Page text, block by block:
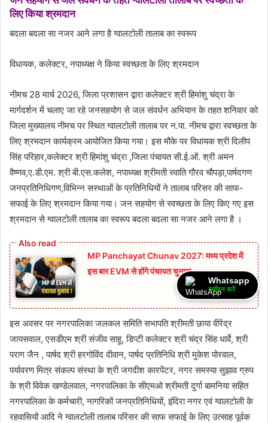
लिए किया श्रमदान
बदला बदला सा नजर आने लगा है ग्‍वालटोली तालाब का स्‍वरूप
विधायक, कलेक्‍टर, नपाध्‍यक्ष ने किया स्‍वच्‍छता के लिए श्रमदान
नीमच 28 मार्च 2026, जिला प्रशासन द्वारा कलेक्टर श्री हिमांशु चंद्रा के
मार्गदर्शन में चलाए जा रहे जनसहयोग से जल संवर्धन अभियान के तहत शनिवार को
जिला मुख्यालय नीमच पर स्थित ग्वालटोली तालाब पर न.पा. नीमच द्वारा स्‍वच्‍छता के
लिए श्रमदान कार्यक्रम आयोजित किया गया। इस मौके पर विधायक श्री दिलीप
सिंह परिहार,कलेक्‍टर श्री हिमांशु चंद्रा ,जिला पंचायत सी.ई.ओं. श्री अमन
वैष्‍णव,ए.डी.एम. श्री बी.एस.कलेश, नपाध्‍यक्ष श्रीमती स्‍वाति गौरव चौपड़ा,पार्षदगण
जनप्रतिनिधिगण,विभिन्‍न सस्‍थाओं के प्रतिनिधियों ने तालाब परिसर की साफ-
सफाई के लिए श्रमदान किया गया। जन सहयोग से स्‍वच्‍छता के लिए किए गए इस
श्रमदान से ग्‍वालटोली तालाब का स्‍वरूप बदला बदला सा नजर आने लगा है ।
MP Panchayat Chunav 2027: मध्य प्रदेश में
इस बार EVM से होंगे पंचायत चुनाव!
इस अवसर पर नगरपालिका जलकल समिति सभापति श्रीमती छाया वीरेंद्र
जायसवाल, एसडीएम श्री संजीव साहू, डिप्टी कलेक्टर श्री चंद्र सिंह धार्वे, श्री
पराग जैन , पार्षद श्री हरगोविंद दीवान, पार्षद प्रतिनिधि श्री मुकेश पोरवाल,
पर्यावरण मित्र संकल्प संस्था के श्री जगदीश कारपेंटर, नगर समस्‍या सुझाव ग्रुप
के श्री विवेक खण्‍डेलवाल, नगरपालिका के सीएमओ श्रीमती दुर्गा बामनिया सहित
नगरपालिका के कर्मचारी, नागरिकों जनप्रतिनिधियों, इंदिरा नगर एवं ग्वालटोली के
रहवासियों आदि ने ग्वालटोली तालाब परिसर की साफ सफाई के लिए उत्‍साह पूर्वक
Whatsapp
ज्वॉइन करें